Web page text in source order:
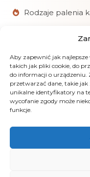
Aby zapewnić jak
takich jak pliki cookie, do
do informacji o urządzeniu.
przetwarzać dane, takie
unikalne identyfikatory na
wycofanie zgody może
funkcje.
Rodzaje palenia
Chętnie
i akcesoriów.
Realizujemy
i telefoniczne.
LensGaze –